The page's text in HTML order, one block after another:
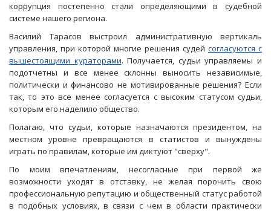
коррупция постепенно стали определяющими в судебной
системе нашего региона.
Василий Тарасов выстроил административную вертикаль
управления, при которой многие решения судей согласуются с
вышестоящими кураторами. Получается, судьи управляемы и
подотчетны и все менее склонны выносить независимые,
политически и финансово не мотивированные решения? Если
так, то это все менее согласуется с высоким статусом судьи,
которым его наделило общество.
Полагаю, что судьи, которые назначаются президентом, на
местном уровне превращаются в статистов и вынуждены
играть по правилам, которые им диктуют "сверху".
По моим впечатлениям, несогласные при первой же
возможности уходят в отставку, не желая порочить свою
профессиональную репутацию и общественный статус работой
в подобных условиях, в связи с чем в области практически